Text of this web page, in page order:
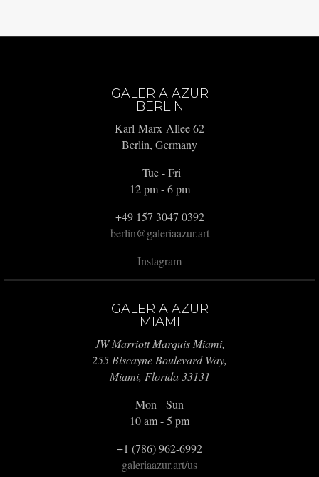
GALERIA AZUR
BERLIN
Karl-Marx-Allee 62
Berlin, Germany
Tue - Fri
12 pm - 6 pm
+49 157 3047 0392
berlin@galeriaazur.art
Instagram
GALERIA AZUR
MIAMI
JW Marriott Marquis Miami,
255 Biscayne Boulevard Way,
Miami, Florida 33131
Mon - Sun
10 am - 5 pm
+1 (786) 962-6992
galeriaazur.art/us